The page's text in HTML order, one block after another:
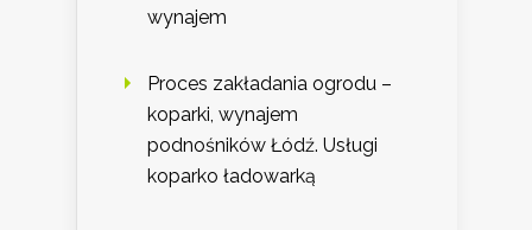
wynajem
Proces zakładania ogrodu –
koparki, wynajem
podnośników Łódź. Usługi
koparko ładowarką